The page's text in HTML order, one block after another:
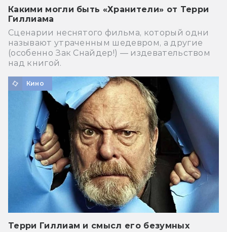
Какими могли быть «Хранители» от Терри
Гиллиама
Сценарии неснятого фильма, который одни
называют утраченным шедевром, а другие
(особенно Зак Снайдер!) — издевательством
над книгой.
Кино
Терри Гиллиам и смысл его безумных